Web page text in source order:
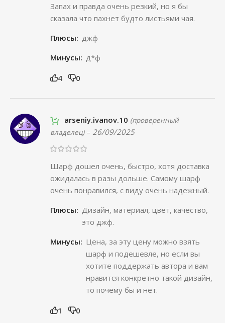
Запах и правда очень резкий, но я бы
сказала что пахнет будто листьями чая.
Плюсы: джф
Минусы: д*ф
4 0
arseniy.ivanov.10 (проверенный
владелец) – 26/09/2025
Шарф дошел очень, быстро, хотя доставка
ожидалась в разы дольше. Самому шарф
очень понравился, с виду очень надежный.
Плюсы: Дизайн, материал, цвет, качество,
это джф.
Минусы: Цена, за эту цену можно взять
шарф и подешевле, но если вы
хотите поддержать автора и вам
нравится конкретно такой дизайн,
то почему бы и нет.
1 0